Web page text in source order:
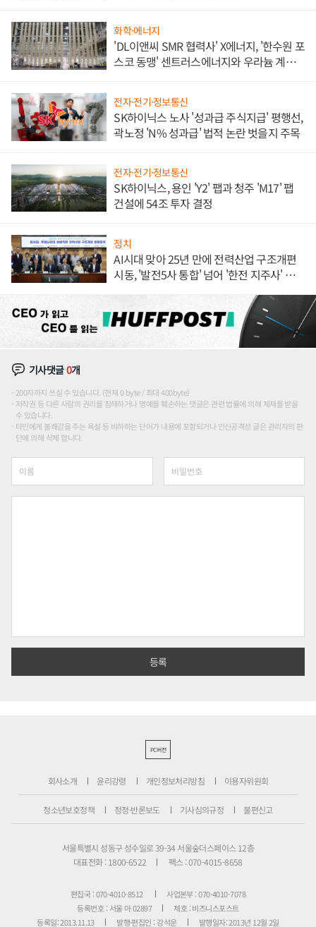
화학·에너지
'DL이앤씨 SMR 협력사' X에너지, '한수원 포
스코 동맹' 센트러스에너지와 우라늄 계약
전자·전기·정보통신
SK하이닉스 노사 '성과급 주식지급' 평행선,
곽노정 'N% 성과급' 법적 논란 벗을지 주목
전자·전기·정보통신
SK하이닉스, 용인 'Y2' 팹과 청주 'M17' 팹
건설에 54조 투자 결정
정치
AI시대 맞아 25년 만에 전력산업 구조개편
시동, '발전5사 통합' 넘어 '한전 지주사' 재편
기사댓글0개
200자까지 쓰실 수 있습니다. (현재 0 byte / 최대 400byte)
저작권 등 다른 사람의 권리를 침해하거나 명예를 훼손하는 댓글은 관련 법률에 의해 제재를 받을
수 있습니다.
타인에게 불쾌감을 주는 욕설 등 비하하는 단어가 내용에 포함되거나 인신공격성 글은 관리자의 판
단에 의해 삭제 합니다.
PC버전
회사소개 윤리강령 개인정보처리방침 이용자위원회
청소년보호정책 정정·반론보도 기사심의규정 불편신고
서울특별시 성동구 성수일로 39-34 서울숲더스페이스 12층
대표전화 : 1800-6522
팩스 : 070-4015-8658
편집국 : 070-4010-8512
사업본부 : 070-4010-7078
등록번호 : 서울 아 02897
제호 : 비즈니스포스트
등록일: 2013.11.13
발행·편집인 : 강석운 발행일자: 2013년 12월 2일